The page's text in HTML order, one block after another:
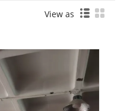
View as